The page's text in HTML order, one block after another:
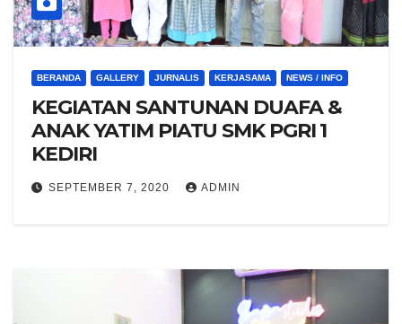
BERANDA GALLERY JURNALIS KERJASAMA NEWS / INFO
KEGIATAN SANTUNAN DUAFA &
ANAK YATIM PIATU SMK PGRI 1
KEDIRI
SEPTEMBER 7, 2020 ADMIN